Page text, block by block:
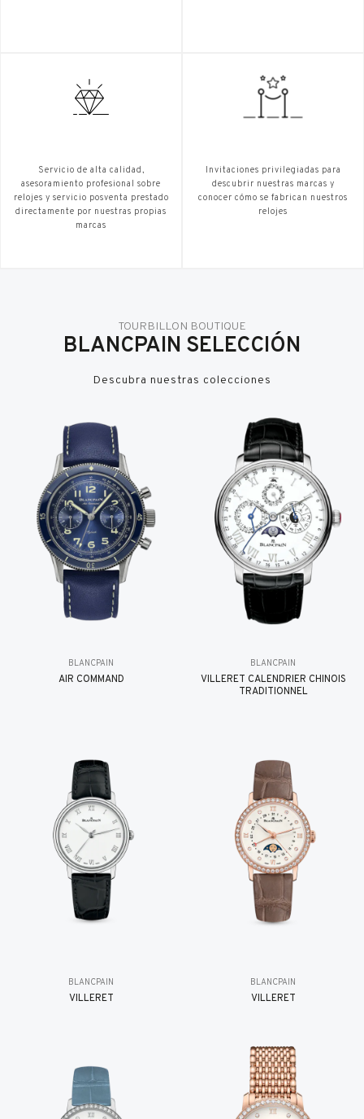
Servicio de alta calidad,
asesoramiento profesional sobre
relojes y servicio posventa prestado
directamente por nuestras propias
marcas
Invitaciones privilegiadas para
descubrir nuestras marcas y
conocer cómo se fabrican nuestros
relojes
TOURBILLON BOUTIQUE
BLANCPAIN SELECCIÓN
Descubra nuestras colecciones
BLANCPAIN
AIR COMMAND
BLANCPAIN
VILLERET CALENDRIER CHINOIS
TRADITIONNEL
BLANCPAIN
VILLERET
BLANCPAIN
VILLERET